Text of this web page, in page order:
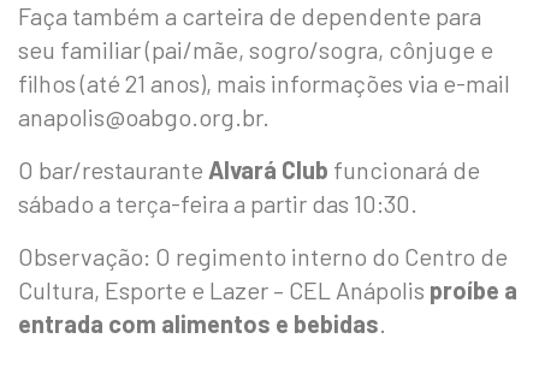
Faça também a carteira de dependente para
seu familiar (pai/mãe, sogro/sogra, cônjuge e
filhos (até 21 anos), mais informações via e-mail
anapolis@oabgo.org.br.
O bar/restaurante Alvará Club funcionará de
sábado a terça-feira a partir das 10:30.
Observação: O regimento interno do Centro de
Cultura, Esporte e Lazer – CEL Anápolis proíbe a
entrada com alimentos e bebidas.